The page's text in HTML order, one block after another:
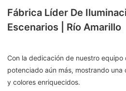
Fábrica Líder De
Escenarios | Río Amarillo
Con la dedicación de nuestro equipo
potenciado aún más, mostrando
y colores enriquecidos.